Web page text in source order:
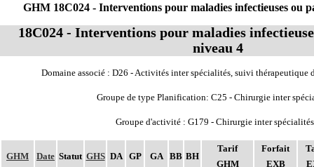
GHM Date Statut GHS DA GP GA BB BH
Tarif
GHM
Forfait
EXB
GHM 18C024 - Interventions pour maladies infectieuses ou
18C024 - Interventions pour maladies
niveau 4
Domaine associé : D26 - Activités inter spécialités, suivi thérapeutique
Groupe de type Planification: C25 - Chirurgie inter
Groupe d'activité : G179 - Chirurgie inter spécialités